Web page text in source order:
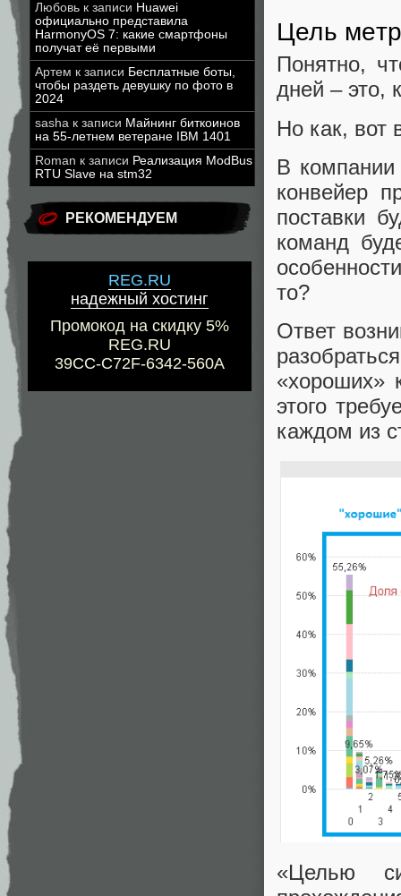
Любовь к записи Huawei
официально представила
HarmonyOS 7: какие смартфоны
получат её первыми
Артем к записи Бесплатные боты,
чтобы раздеть девушку по фото в
2024
sasha к записи Майнинг биткоинов
на 55-летнем ветеране IBM 1401
Roman к записи Реализация ModBus
RTU Slave на stm32
РЕКОМЕНДУЕМ
REG.RU
надежный хостинг
Промокод на скидку 5%
REG.RU
39CC-C72F-6342-560A
Цель
Понятно,
дней – это,
Но как, вот
В
конвейер
поставки
команд
то?
Ответ
«хороших»
этого
каждом из
«Целью